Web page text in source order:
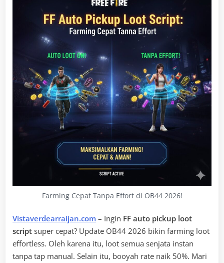
Farming Cepat Tanpa Effort di OB44 2026!
Vistaverdearraijan.com – Ingin FF auto pickup loot
script super cepat? Update OB44 2026 bikin farming loot
effortless. Oleh karena itu, loot semua senjata instan
tanpa tap manual. Selain itu, booyah rate naik 50%. Mari